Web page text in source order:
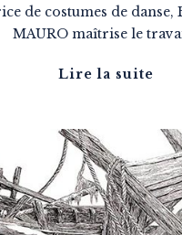
de costumes de danse,
MAURO maîtrise le
Lire la suite